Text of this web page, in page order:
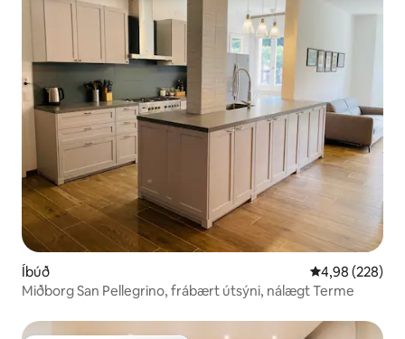
Íbúð 4,98 af 5 í
4,98 (228)
Miðborg San Pellegrino, frábært útsýni, nálægt Terme